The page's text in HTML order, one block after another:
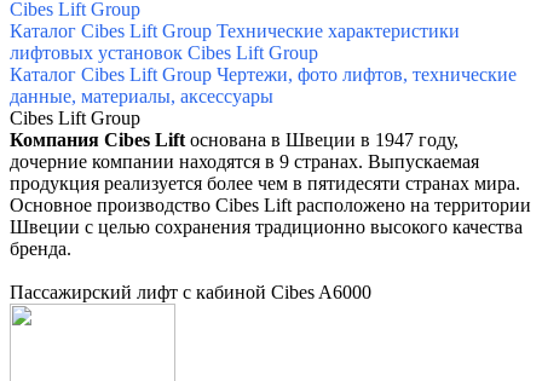
Cibes Lift Group
Каталог Cibes Lift Group Технические характеристики
лифтовых установок Cibes Lift Group
Каталог Cibes Lift Group Чертежи, фото лифтов, технические
данные, материалы, аксессуары
Cibes Lift Group
Компания Cibes Lift основана в Швеции в 1947 году,
дочерние компании находятся в 9 странах. Выпускаемая
продукция реализуется более чем в пятидесяти странах мира.
Основное производство Cibes Lift расположено на территории
Швеции с целью сохранения традиционно высокого качества
бренда.
Пассажирский лифт с кабиной Cibes A6000